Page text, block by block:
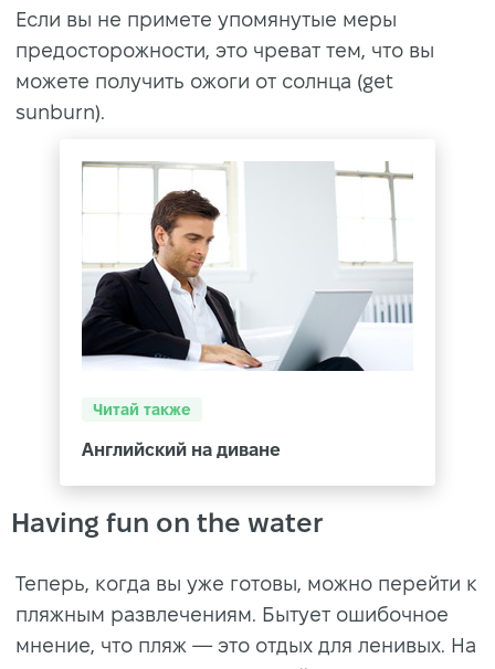
Если вы не примете упомянутые меры
предосторожности, это чреват тем, что вы
можете получить ожоги от солнца (get
sunburn).
Читай также
Английский на диване
Having fun on the water
Теперь, когда вы уже готовы, можно перейти к
пляжным развлечениям. Бытует ошибочное
мнение, что пляж — это отдых для ленивых. На